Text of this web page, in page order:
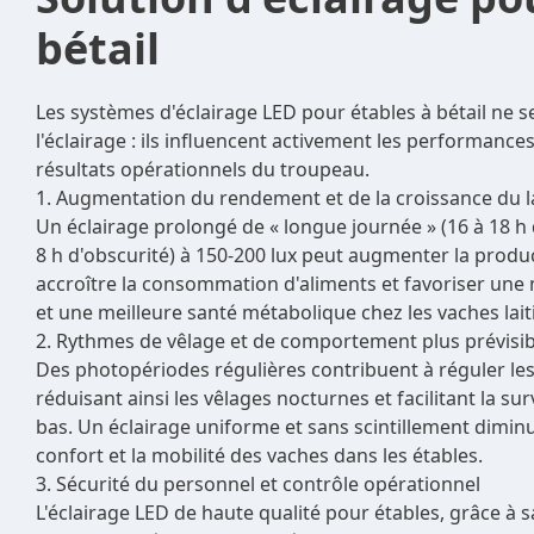
bétail
Les systèmes d'éclairage LED pour étables à bétail ne
l'éclairage : ils influencent activement les
résultats opérationnels du troupeau.
1. Augmentation du rendement et de la croissance du
Un éclairage prolongé de « longue journée » (16 à 18
8 h d'obscurité) à 150-200 lux peut augmenter la
accroître la consommation d'aliments et favoriser une
et une meilleure santé métabolique chez les vaches
2. Rythmes de vêlage et de comportement plus
Des photopériodes régulières contribuent à réguler
réduisant ainsi les vêlages nocturnes et facilitant la
bas. Un éclairage uniforme et sans scintillement
confort et la mobilité des vaches dans les étables.
3. Sécurité du personnel et contrôle opérationnel
L'éclairage LED de haute qualité pour étables, grâce